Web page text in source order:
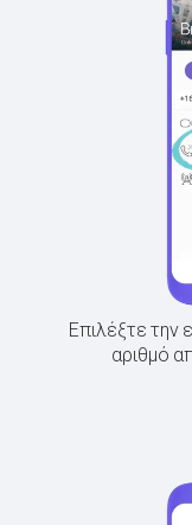
Επιλέξτε την
αριθμό